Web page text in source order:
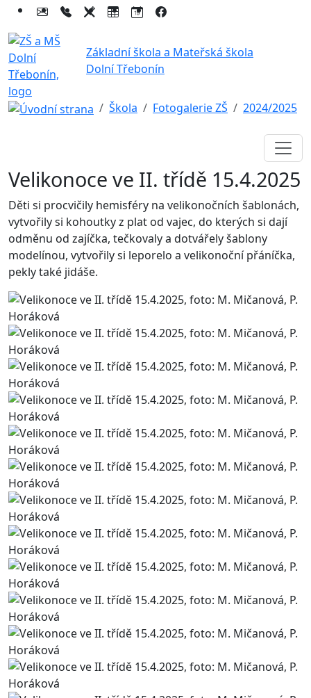
Základní škola a Mateřská škola
Dolní Třebonín
Škola Fotogalerie ZŠ 2024/2025
Velikonoce ve II. třídě 15.4.2025
Děti si procvičily hemisféry na velikonočních šablonách,
vytvořily si kohoutky z plat od vajec, do kterých si dají
odměnu od zajíčka, tečkovaly a dotvářely šablony
modelínou, vytvořily si leporelo a velikonoční přáníčka,
pekly také jidáše.